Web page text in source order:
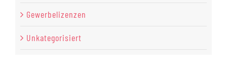
Gewerbelizenzen
Unkategorisiert